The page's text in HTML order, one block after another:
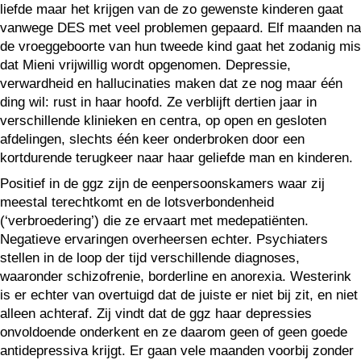
liefde maar het krijgen van de zo gewenste kinderen gaat
vanwege DES met veel problemen gepaard. Elf maanden na
de vroeggeboorte van hun tweede kind gaat het zodanig mis
dat Mieni vrijwillig wordt opgenomen. Depressie,
verwardheid en hallucinaties maken dat ze nog maar één
ding wil: rust in haar hoofd. Ze verblijft dertien jaar in
verschillende klinieken en centra, op open en gesloten
afdelingen, slechts één keer onderbroken door een
kortdurende terugkeer naar haar geliefde man en kinderen.
Positief in de ggz zijn de eenpersoonskamers waar zij
meestal terechtkomt en de lotsverbondenheid
(‘verbroedering’) die ze ervaart met medepatiënten.
Negatieve ervaringen overheersen echter. Psychiaters
stellen in de loop der tijd verschillende diagnoses,
waaronder schizofrenie, borderline en anorexia. Westerink
is er echter van overtuigd dat de juiste er niet bij zit, en niet
alleen achteraf. Zij vindt dat de ggz haar depressies
onvoldoende onderkent en ze daarom geen of geen goede
antidepressiva krijgt. Er gaan vele maanden voorbij zonder